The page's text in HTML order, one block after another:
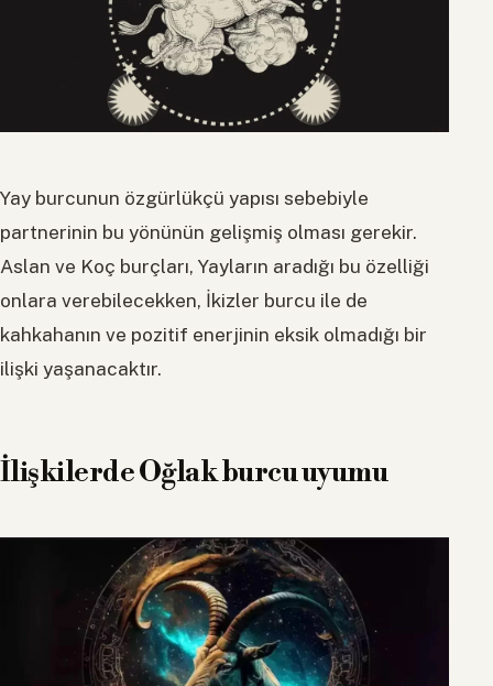
Yay burcunun özgürlükçü yapısı sebebiyle
partnerinin bu yönünün gelişmiş olması gerekir.
Aslan ve Koç burçları, Yayların aradığı bu özelliği
onlara verebilecekken, İkizler burcu ile de
kahkahanın ve pozitif enerjinin eksik olmadığı bir
ilişki yaşanacaktır.
İlişkilerde Oğlak burcu uyumu